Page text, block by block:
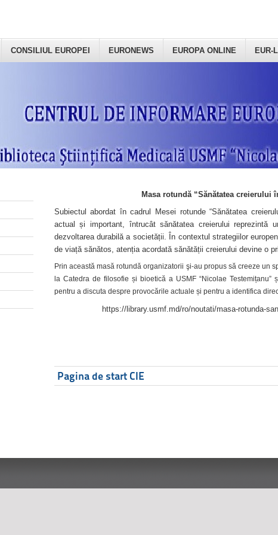
CONSILIUL EUROPEI EURONEWS EUROPA ONLINE EUR-
Masa rotundă “Sănătatea
Subiectul abordat în cadrul Mesei rotunde “Sănătatea
actual și important, întrucât sănătatea creierului reprezintă
dezvoltarea durabilă a societății. În contextul strategiilor
de viață sănătos, atenția acordată sănătății creierului devine o
Prin această masă rotundă organizatorii şi-au propus să creeze un
la Catedra de filosofie și bioetică a USMF “Nicolae
pentru a discuta despre provocările actuale și pentru a identifica
https://library.usmf.md/ro/noutati/masa-rotunda-
Pagina de start CIE